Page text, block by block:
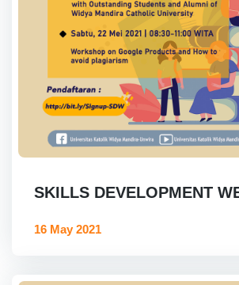
SKILLS DEVELOPMENT
16 May 2021